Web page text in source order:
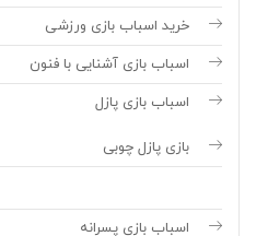
خرید اسباب بازی ورزشی
اسباب بازی آشنایی با فنون
اسباب بازی پازل
بازی پازل چوبی
اسباب بازی پسرانه